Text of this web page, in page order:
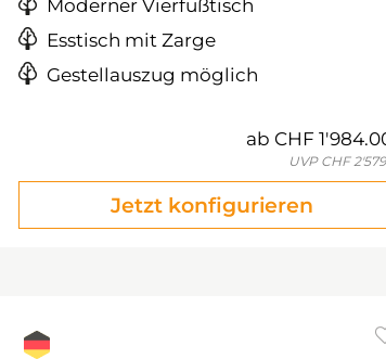
Moderner Vierfußtisch
Esstisch mit Zarge
Gestellauszug möglich
ab CHF
UVP CHF
Jetzt konfigurieren